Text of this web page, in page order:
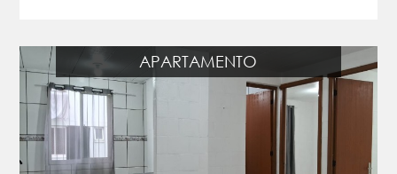
APARTAMENTO